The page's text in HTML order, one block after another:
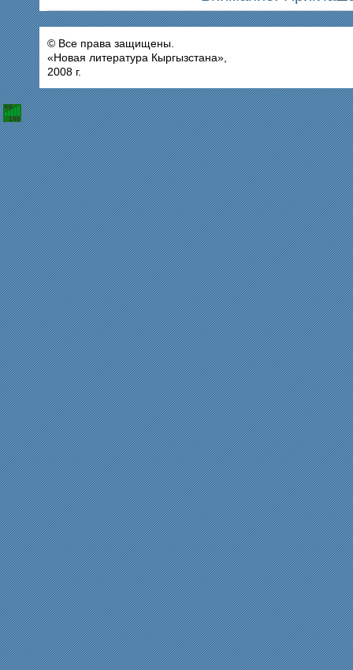
© Все права защищены.
«Новая литература Кыргызстана»,
2008 г.